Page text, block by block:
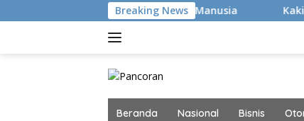
ke
Breaking News
Canggih, tapi Manusia Kaki Pegal Para Flat
Beranda Nasional Bisnis